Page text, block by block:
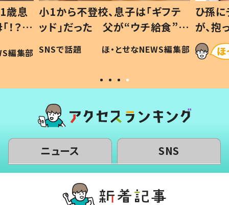
歳息
？」
編集部
小1から不登校、息子は「ギフテ
ッド」だった 父が“ウチ給食”を
作り続ける理由とは #令和の親
#令和の子
SNSで話題 ほ・とせなNEWS編集部
ひ孫
が、
「涙が
い」
ニュース SNS